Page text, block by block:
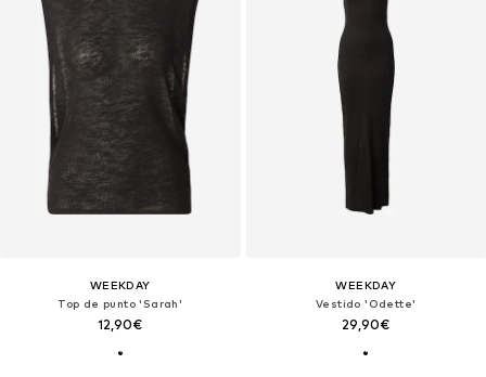
WEEKDAY
Top de punto 'Sarah'
12,90€
WEEKDAY
Vestido 'Odette'
29,90€